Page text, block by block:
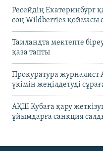
Ресейдің Екатеринбург
соң Wildberries қоймасы
Таиландта мектепте
қаза тапты
Прокуратура журналист
үкімін жеңілдетуді
АҚШ Кубаға қару
ұйымдарға санкция